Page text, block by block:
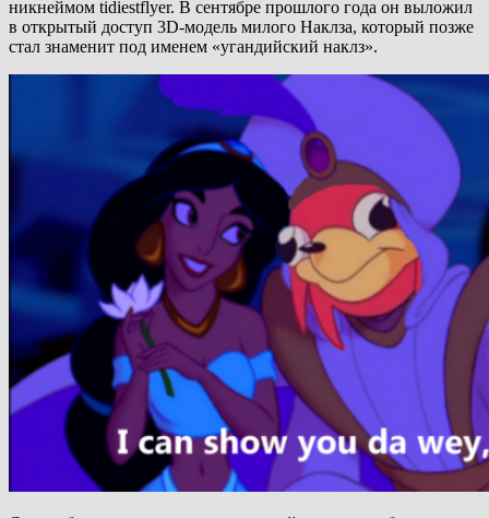
никнеймом tidiestflyer. В сентябре прошлого года он выложил
в открытый доступ 3D-модель милого Наклза, который позже
стал знаменит под именем «угандийский наклз».